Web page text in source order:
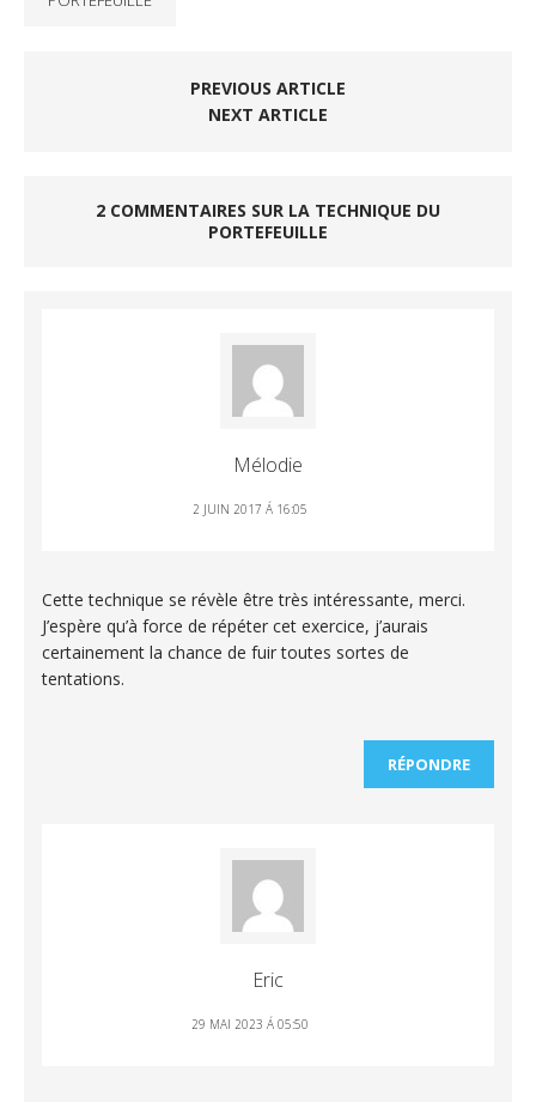
PREVIOUS ARTICLE
NEXT ARTICLE
2 COMMENTAIRES SUR LA TECHNIQUE DU
PORTEFEUILLE
Mélodie
2 JUIN 2017 Á 16:05
Cette technique se révèle être très intéressante, merci.
J’espère qu’à force de répéter cet exercice, j’aurais
certainement la chance de fuir toutes sortes de
tentations.
RÉPONDRE
Eric
29 MAI 2023 Á 05:50